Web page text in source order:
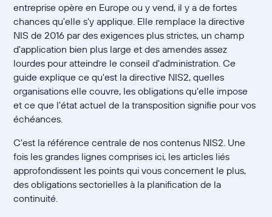
entreprise opère en Europe ou y vend, il y a de fortes
chances qu'elle s'y applique. Elle remplace la directive
NIS de 2016 par des exigences plus strictes, un champ
d'application bien plus large et des amendes assez
lourdes pour atteindre le conseil d'administration. Ce
guide explique ce qu'est la directive NIS2, quelles
organisations elle couvre, les obligations qu'elle impose
et ce que l'état actuel de la transposition signifie pour vos
échéances.
C'est la référence centrale de nos contenus NIS2. Une
fois les grandes lignes comprises ici, les articles liés
approfondissent les points qui vous concernent le plus,
des obligations sectorielles à la planification de la
continuité.